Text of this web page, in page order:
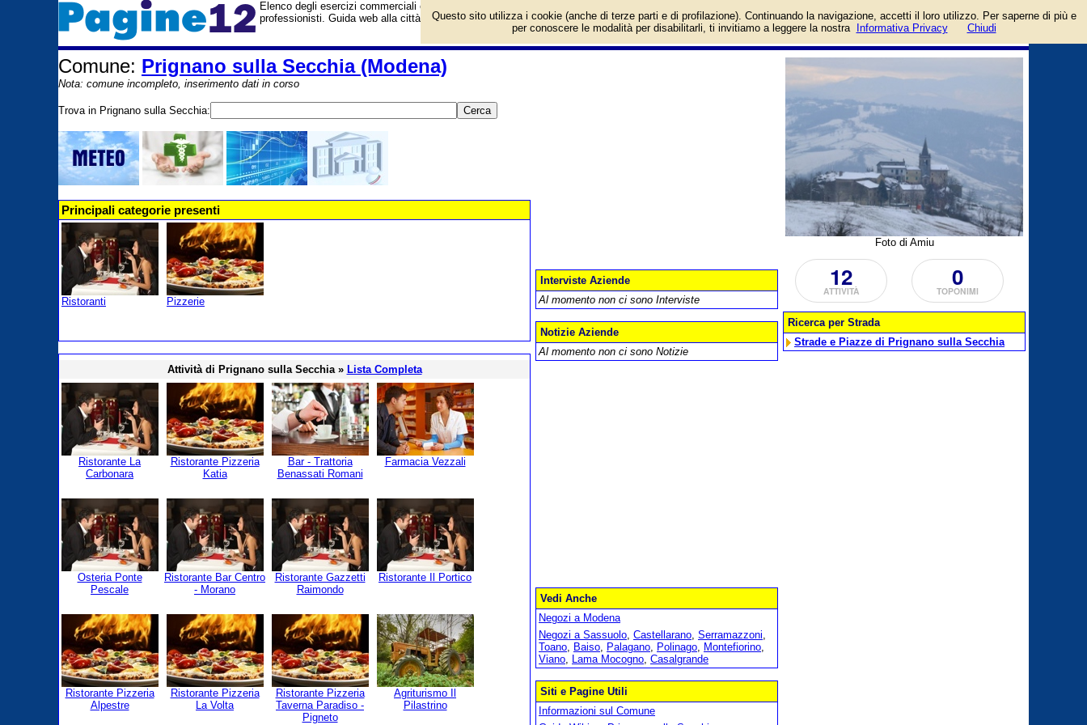
guida
Elenco degli esercizi commerciali e dei fornitori di servizi e prodotti. Offerte speciali e notizie di negozi, aziende, artigiani e
professionisti. Guida web alla città di Prignano sulla Secchia (Modena - Emilia-Romagna).
Comune: Prignano sulla Secchia (Modena)
Nota: comune incompleto, inserimento dati in corso
Trova in Prignano sulla Secchia:
Principali categorie presenti
Ristoranti Pizzerie
Attività di Prignano sulla Secchia » Lista Completa
Ristorante La
Carbonara
Ristorante Pizzeria
Katia
Bar - Trattoria
Benassati Romani
Farmacia Vezzali
Osteria Ponte
Pescale
Ristorante Bar Centro
- Morano
Ristorante Gazzetti
Raimondo
Ristorante Il Portico
Ristorante Pizzeria
Alpestre
Ristorante Pizzeria
La Volta
Ristorante Pizzeria
Taverna Paradiso -
Pigneto
Agriturismo Il
Pilastrino
Interviste Aziende
Al momento non ci sono Interviste
Notizie Aziende
Al momento non ci sono Notizie
Vedi Anche
Negozi a Modena
Negozi a Sassuolo, Castellarano, Serramazzoni,
Toano, Baiso, Palagano, Polinago, Montefiorino,
Viano, Lama Mocogno, Casalgrande
Siti e Pagine Utili
Informazioni sul Comune
Foto di Amiu
12
ATTIVITÀ 0
TOPONIMI
Ricerca per Strada
Strade e Piazze di Prignano sulla Secchia
Questo sito utilizza i cookie (anche di terze parti e di profilazione). Continuando la navigazione, accetti il loro utilizzo. Per saperne di più e
per conoscere le modalità per disabilitarli, ti invitiamo a leggere la nostra
Informativa Privacy Chiudi